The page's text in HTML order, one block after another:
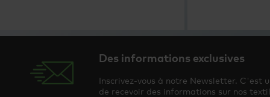
Des informations exclusives
Inscrivez-vous à notre Newsletter. C'est
de recevoir des informations sur nos